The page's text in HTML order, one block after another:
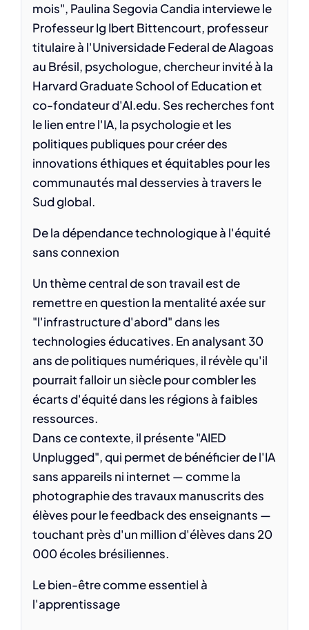
mois", Paulina Segovia Candia interviewe le
Professeur Ig Ibert Bittencourt, professeur
titulaire à l'Universidade Federal de Alagoas
au Brésil, psychologue, chercheur invité à la
Harvard Graduate School of Education et
co-fondateur d'AI.edu. Ses recherches font
le lien entre l'IA, la psychologie et les
politiques publiques pour créer des
innovations éthiques et équitables pour les
communautés mal desservies à travers le
Sud global.
De la dépendance technologique à l'équité
sans connexion
Un thème central de son travail est de
remettre en question la mentalité axée sur
"l'infrastructure d'abord" dans les
technologies éducatives. En analysant 30
ans de politiques numériques, il révèle qu'il
pourrait falloir un siècle pour combler les
écarts d'équité dans les régions à faibles
ressources.
Dans ce contexte, il présente "AIED
Unplugged", qui permet de bénéficier de l'IA
sans appareils ni internet — comme la
photographie des travaux manuscrits des
élèves pour le feedback des enseignants —
touchant près d'un million d'élèves dans 20
000 écoles brésiliennes.
Le bien-être comme essentiel à
l'apprentissage